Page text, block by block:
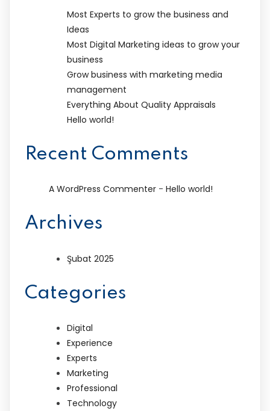
Most Experts to grow the business and
Ideas
Most Digital Marketing ideas to grow your
business
Grow business with marketing media
management
Everything About Quality Appraisals
Hello world!
Recent Comments
A WordPress Commenter - Hello world!
Archives
Şubat 2025
Categories
Digital
Experience
Experts
Marketing
Professional
Technology